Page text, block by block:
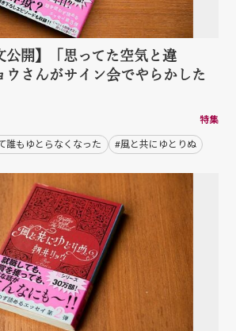
公開】「思ってた空気と違
ウさんがサイン会でやらかした
特集
誰もゆとらなくなった #風と共にゆとりぬ